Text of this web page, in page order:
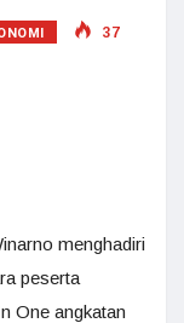
37
menghadiri
peserta
One angkatan